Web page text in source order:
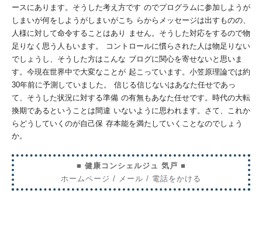
ースにあります。そうした考え方です のでプログラムに参加しようが
しまいが何をしようがしまいがこち らからメッセージは出すものの、
人様に対して命令することはあり
ません。そうした対応をするので物
足りなく思う人もいます。
コントロ ールに慣らされた人は物足りない
でしょうし、そうした方はこんな ブログに関心を寄せないと思いま
す。今現在世界中で大変なことが 起こっています。小笠原理論では約
30年前に予測していました。
信じる信じないはあなた任せであっ
て、そうした状況に対する準備 の有無もあなた任せです。時代の大転
換期であるということは間違 いないように思われます。さて、これか
らどうしていくのが自己保 存本能を満たしていくことなのでしょう
か。
■ 健康コンシェルジュ 気戸 ■
ホームページ / メール / 電話をかける